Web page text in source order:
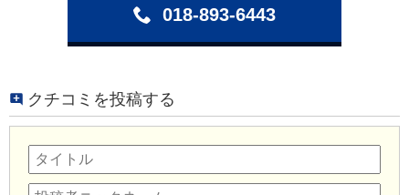
018-893-6443
クチコミを投稿する